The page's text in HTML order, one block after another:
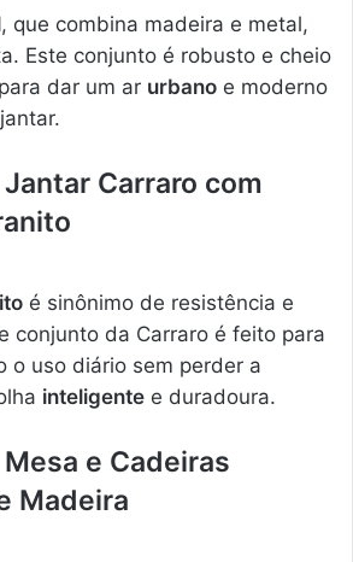
, que combina madeira e metal,
Este conjunto é robusto e cheio
dar um ar urbano e moderno
Carraro com
é sinônimo de resistência e
conjunto da Carraro é feito para
o uso diário sem perder a
inteligente e duradoura.
e Cadeiras
Madeira